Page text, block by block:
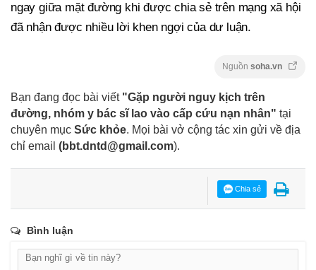
ngay giữa mặt đường khi được chia sẻ trên mạng xã hội
đã nhận được nhiều lời khen ngợi của dư luận.
Nguồn soha.vn
Bạn đang đọc bài viết "Gặp người nguy kịch trên
đường, nhóm y bác sĩ lao vào cấp cứu nạn nhân" tại
chuyên mục Sức khỏe. Mọi bài vở cộng tác xin gửi về địa
chỉ email (bbt.dntd@gmail.com).
Chia sẻ
Bình luận